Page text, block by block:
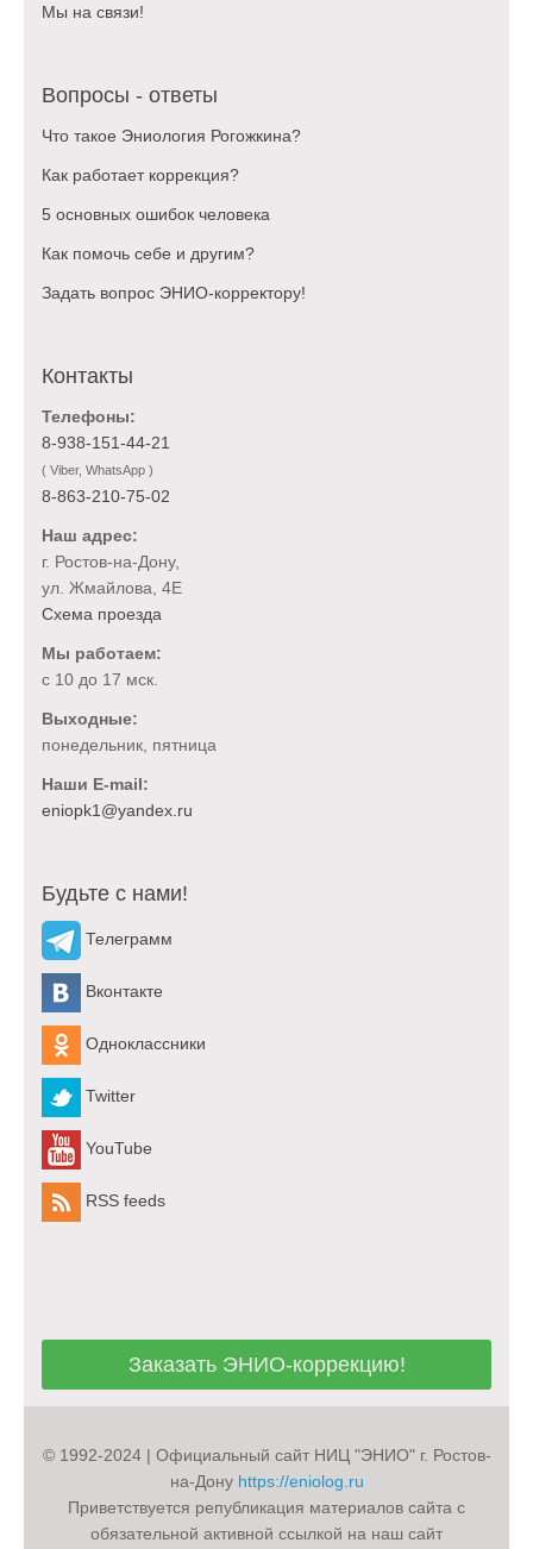
Мы на связи!
Вопросы - ответы
Что такое Эниология Рогожкина?
Как работает коррекция?
5 основных ошибок человека
Как помочь себе и другим?
Задать вопрос ЭНИО-корректору!
Контакты
Телефоны:
8-938-151-44-21
( Viber, WhatsApp )
8-863-210-75-02
Наш адрес:
г. Ростов-на-Дону,
ул. Жмайлова, 4Е
Схема проезда
Мы работаем:
с 10 до 17 мск.
Выходные:
понедельник, пятница
Наши E-mail:
Будьте с нами!
Телеграмм
Вконтакте
Одноклассники
Twitter
YouTube
RSS feeds
Заказать ЭНИО-коррекцию!
© 1992-2024 | Официальный сайт НИЦ "ЭНИО" г. Ростов-
на-Дону https://eniolog.ru
Приветствуется републикация материалов сайта с
обязательной активной ссылкой на наш сайт